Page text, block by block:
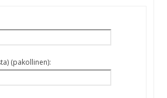
(pakollinen):